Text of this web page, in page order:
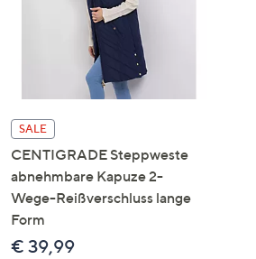
SALE
CENTIGRADE Steppweste
abnehmbare Kapuze 2-
Wege-Reißverschluss lange
Form
€ 39,99